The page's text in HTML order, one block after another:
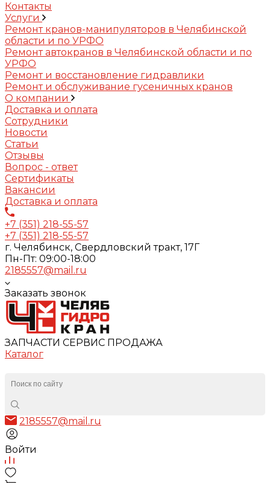
Контакты
Услуги
Ремонт кранов-манипуляторов в Челябинской
области и по УРФО
Ремонт автокранов в Челябинской области и по
УРФО
Ремонт и восстановление гидравлики
Ремонт и обслуживание гусеничных кранов
О компании
Доставка и оплата
Сотрудники
Новости
Статьи
Отзывы
Вопрос - ответ
Сертификаты
Вакансии
Доставка и оплата
+7 (351) 218-55-57
+7 (351) 218-55-57
г. Челябинск, Свердловский тракт, 17Г
Пн-Пт: 09:00-18:00
2185557@mail.ru
Заказать звонок
ЗАПЧАСТИ СЕРВИС ПРОДАЖА
Каталог
2185557@mail.ru
Войти